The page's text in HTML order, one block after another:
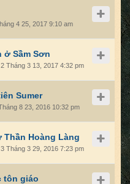
4 25, 2017 9:10 am
ở Sầm Sơn
Tháng 3 13, 2017 4:32 pm
Sumer
8 23, 2016 10:32 pm
Hoàng Làng
Tháng 3 29, 2016 7:23 pm
tôn giáo